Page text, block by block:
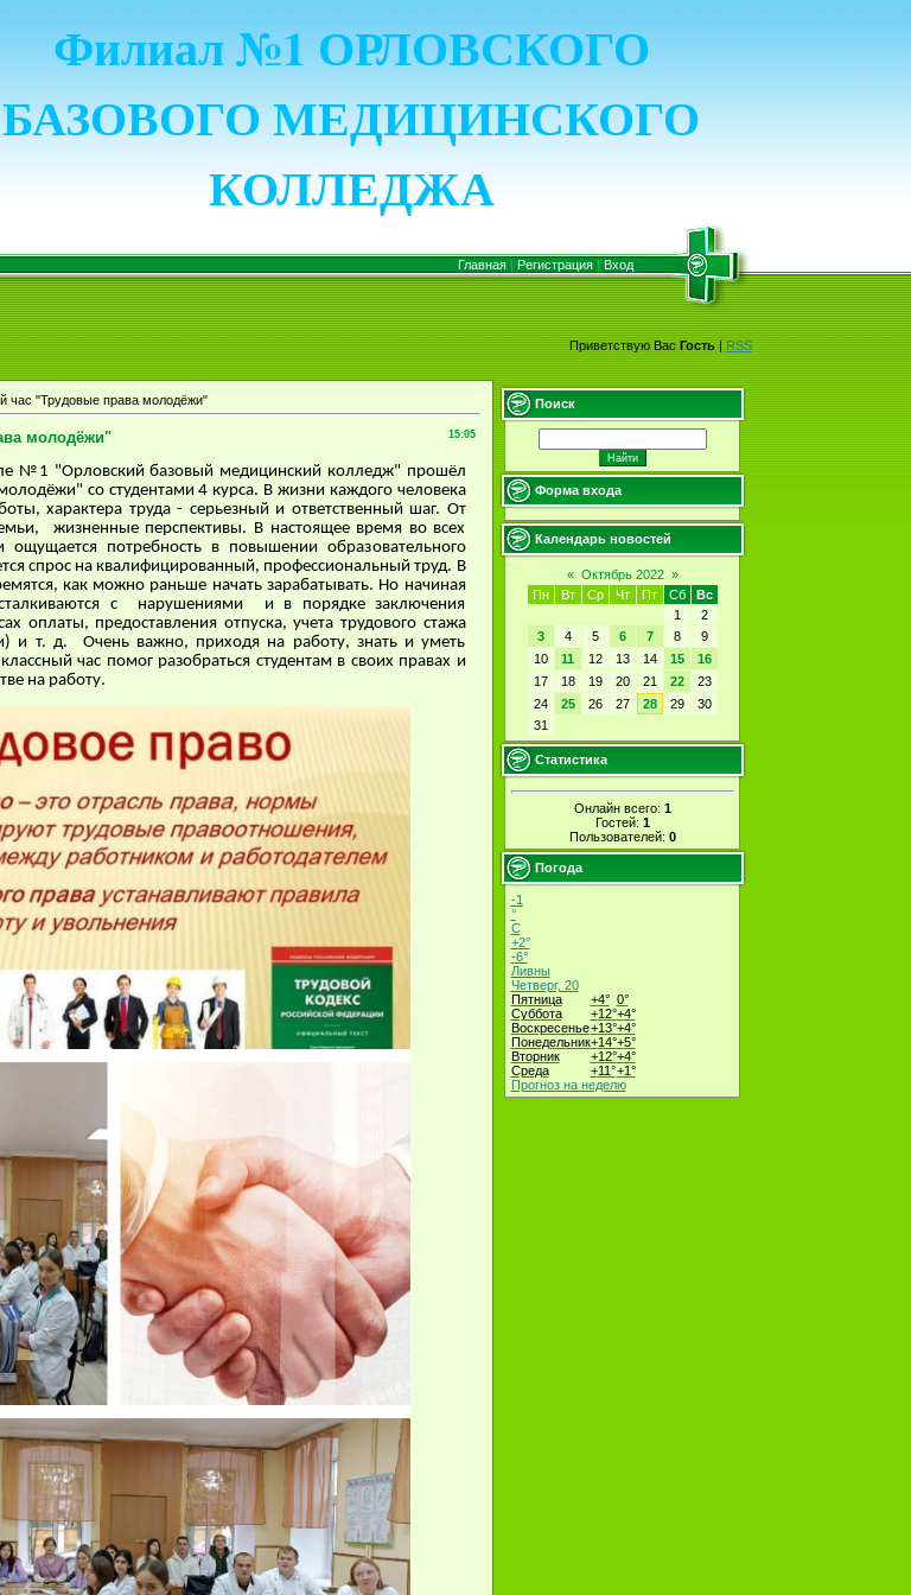
Филиал №1 ОРЛОВСКОГО
БАЗОВОГО МЕДИЦИНСКОГО
КОЛЛЕДЖА
Главная| Регистрация| Вход
Приветствую Вас Гость|RSS
час "Трудовые права молодёжи"
15:05
молодёжи"
№1 "Орловский базовый медицинский колледж" прошёл
со студентами 4 курса. В жизни каждого человека
характера труда - серьезный и ответственный шаг. От
жизненные перспективы. В настоящее время во всех
ощущается потребность в повышении образовательного
спрос на квалифицированный, профессиональный труд. В
как можно раньше начать зарабатывать. Но начиная
сталкиваются с нарушениями и в порядке заключения
оплаты, предоставления отпуска, учета трудового стажа
и т. д. Очень важно, приходя на работу, знать и уметь
час помог разобраться студентам в своих правах и
на работу.
Поиск
Форма входа
Календарь новостей
« Октябрь 2022 »
Пн
Вт Ср Чт Пт Сб
Вс
1
2
3
4 5 6 7 8
9
10
11 12 13 14 15
16
17
18 19 20 21 22
23
24
25 26 27 28 29
30
31
Статистика
Онлайн всего: 1
Гостей: 1
Пользователей: 0
Погода
-1
°
C
+2°
-6°
Ливны
Четверг, 20
Пятница
+4° 0°
Суббота
+12°+4°
Воскресенье+13°+4°
Понедельник+14°+5°
Вторник
+12°+4°
Среда
+11°+1°
Прогноз на неделю